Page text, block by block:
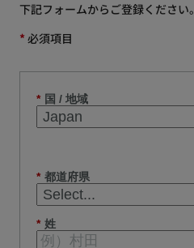
下記フォームからご登録ください。
* 必須項目
* 国 / 地域
* 都道府県
* 姓